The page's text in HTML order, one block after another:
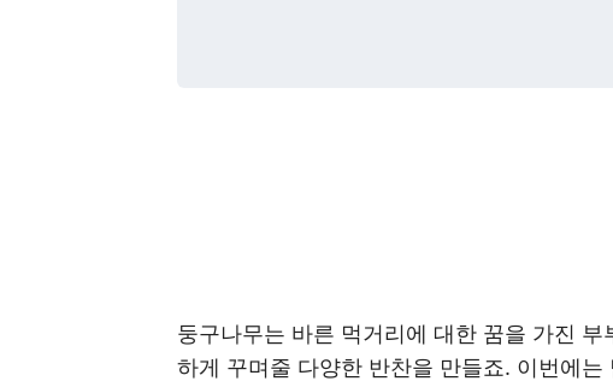
둥구나무는 바른 먹거리에 대한 꿈을 가진
하게 꾸며줄 다양한 반찬을 만들죠. 이번에는